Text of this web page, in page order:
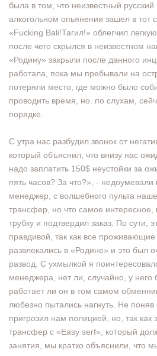
была в том, что неизвестный
алкогольном опьянении зашел в тот
«Fucking Bali!Тагил!» облегчил
после чего скрылся в неизвестном
«Родину» закрыли после данного
работала, пока мы пребывали на
потеряли место, где можно было
проводить время, но. по слухам,
порядке.
С утра нас разбудил звонок от
который объяснил, что внизу нас
надо заплатить 150$ неустойки за
пять часов? За что?», -
менеджер, с волшебного пульта
трансфер, но что самое интересное,
трубку и подтвердил заказ. По сути,
правдивой, так как все
развлекались в «Родине» и это был
развод. С ухмылкой я
менеджера, нет ли, случайно, у него
работает ли он в том самом
любезно пытались нагнуть. Не
пригрозил нам полицией, но, так как
трансфер с «Easy serf», который
занятия, мы кратко объяснили, что